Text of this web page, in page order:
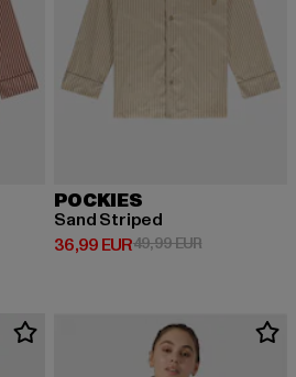
49,99 EUR
POCKIES
Sand Striped
36,99 EUR
Derzeitiger Preis: 36,99 EUR
49,99 EURAktionspreis: